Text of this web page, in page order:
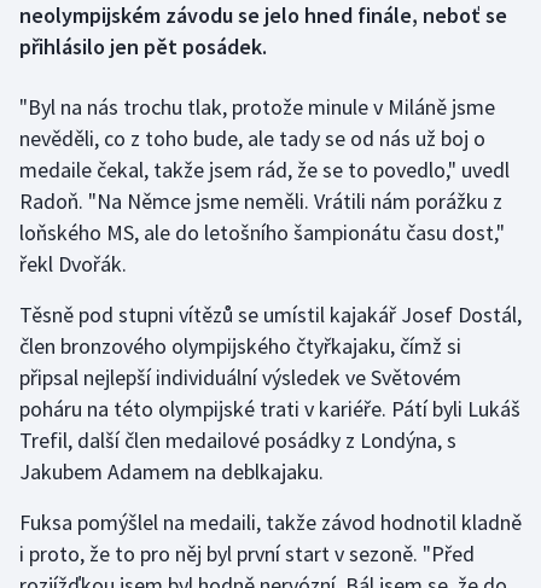
Futsal
Gymnastika
Házená
Jezdectví
Judo
Krasobruslení
Lezení
Moderní pětiboj
neolympijském závodu se jelo hned finále, neboť se
přihlásilo jen pět posádek.
"Byl na nás trochu tlak, protože minule v Miláně jsme
nevěděli, co z toho bude, ale tady se od nás už boj o
medaile čekal, takže jsem rád, že se to povedlo," uvedl
Radoň. "Na Němce jsme neměli. Vrátili nám porážku z
loňského MS, ale do letošního šampionátu času dost,"
řekl Dvořák.
Těsně pod stupni vítězů se umístil kajakář Josef Dostál,
člen bronzového olympijského čtyřkajaku, čímž si
připsal nejlepší individuální výsledek ve Světovém
poháru na této olympijské trati v kariéře. Pátí byli Lukáš
Trefil, další člen medailové posádky z Londýna, s
Jakubem Adamem na deblkajaku.
Fuksa pomýšlel na medaili, takže závod hodnotil kladně
i proto, že to pro něj byl první start v sezoně. "Před